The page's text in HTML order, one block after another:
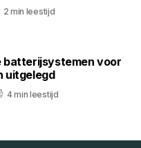
2 min leestijd
batterijsystemen voor
uitgelegd
4 min leestijd